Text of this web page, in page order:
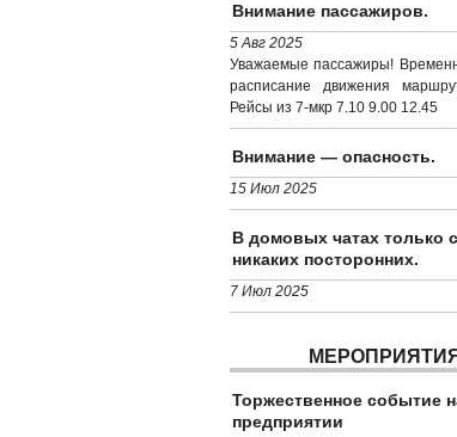
Внимание пассажиров.
5 Авг 2025
Уважаемые пассажиры!
расписание движения
Рейсы из 7-мкр 7.10 9.00 12.45
Внимание — опасность.
15 Июл 2025
В домовых чатах только
никаких посторонних.
7 Июл 2025
МЕРОПРИЯТИЯ
Торжественное событие
предприятии